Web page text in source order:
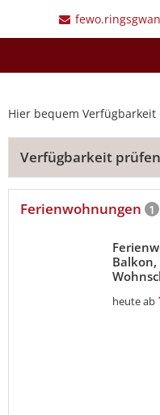
Hier bequem
Verfügbarkeit prüfen
Ferienwohnungen 1
Balkon,
heute ab